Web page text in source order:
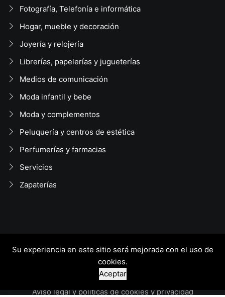
Fotografía, Telefonía e informática
Hogar, mueble y decoración
Joyería y relojería
Librerías, papelerías y jugueterías
Medios de comunicación
Moda infantil y bebe
Moda y complementos
Peluquería y centros de estética
Perfumerías y farmacias
Servicios
Zapaterías
Todos los derechos reservados 2022 ·
Tudela Ciudad Comercial · TUCC
Aviso legal y políticas de cookies y privacidad
Su experiencia en este sitio será mejorada con el uso de
cookies.
Aceptar